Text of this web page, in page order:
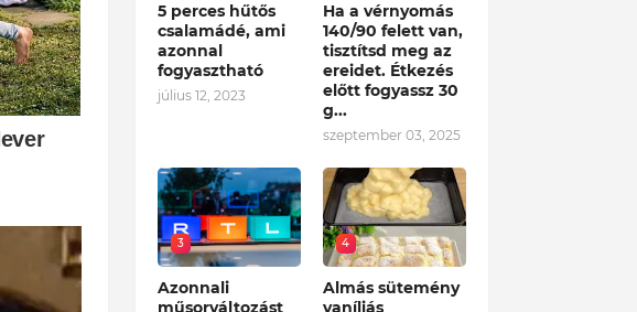
5 perces hűtős
csalamádé, ami
azonnal
fogyasztható
július 12, 2023
Ha a vérnyomás
140/90 felett van,
tisztítsd meg az
ereidet. Étkezés
előtt fogyassz 30
g...
szeptember 03, 2025
3
Azonnali
műsorváltozást
4
Almás sütemény
vaníliás